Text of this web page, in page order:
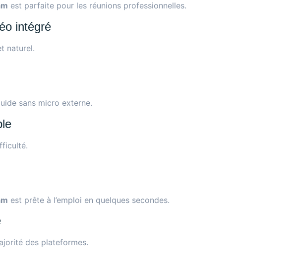
est parfaite pour les réunions professionnelles.
intégré
naturel.
sans micro externe.
est prête à l’emploi en quelques secondes.
des plateformes.